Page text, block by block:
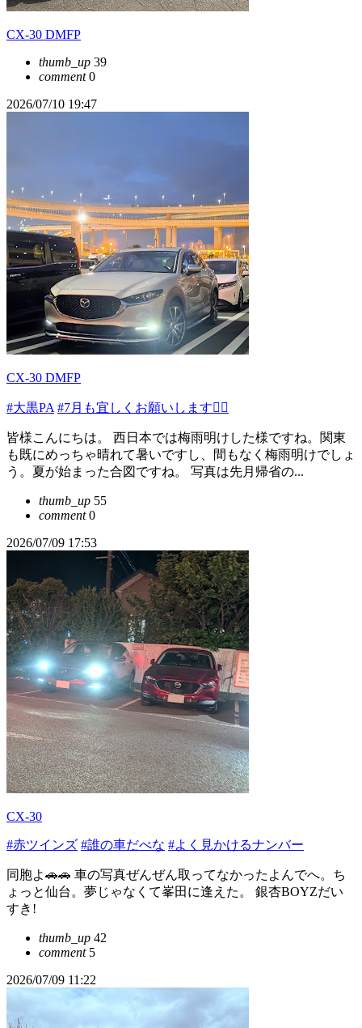
CX-30 DMFP
thumb_up 39
comment0
2026/07/10 19:47
CX-30 DMFP
#大黒PA #7月も宜しくお願いします🙇‍♂️
皆様こんにちは。 西日本では梅雨明けした様ですね。関東
も既にめっちゃ晴れて暑いですし、間もなく梅雨明けでしょ
う。夏が始まった合図ですね。 写真は先月帰省の...
thumb_up 55
comment0
2026/07/09 17:53
CX-30
#赤ツインズ #誰の車だべな #よく見かけるナンバー
同胞よ🚗🚗 車の写真ぜんぜん取ってなかったよんでへ。ち
ょっと仙台。夢じゃなくて峯田に逢えた。 銀杏BOYZだい
すき!
thumb_up 42
comment5
2026/07/09 11:22